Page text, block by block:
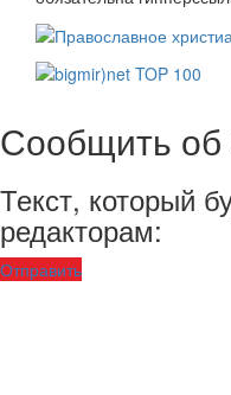
Сообщить об
Текст, который
редакторам:
Отправить